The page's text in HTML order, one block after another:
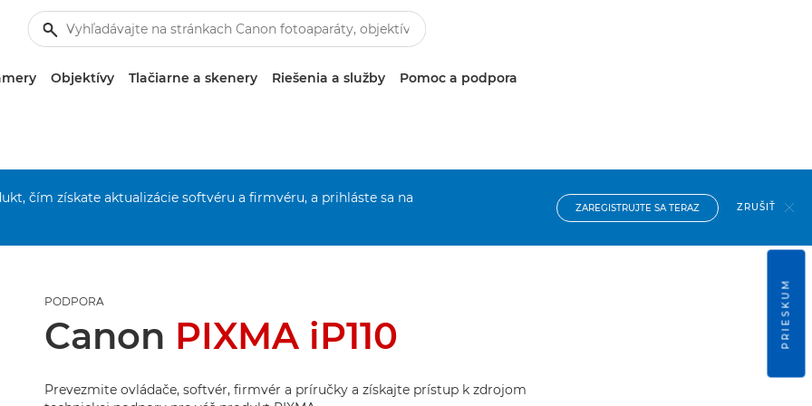
Objektívy Tlačiarne a skenery Riešenia a služby Pomoc a podpora
čím získate aktualizácie softvéru a firmvéru, a prihláste sa na
ZAREGISTRUJTE SA TERAZ ZRUŠIŤ
PODPORA
Canon PIXMA iP110
Prevezmite ovládače, softvér, firmvér a príručky a získajte prístup k zdrojom
PRIESKUM